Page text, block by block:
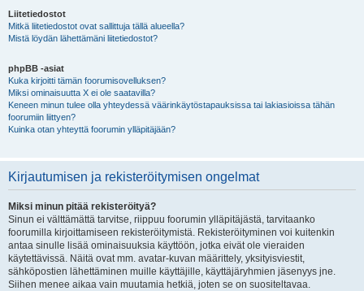
Liitetiedostot
Mitkä liitetiedostot ovat sallittuja tällä alueella?
Mistä löydän lähettämäni liitetiedostot?
phpBB -asiat
Kuka kirjoitti tämän foorumisovelluksen?
Miksi ominaisuutta X ei ole saatavilla?
Keneen minun tulee olla yhteydessä väärinkäytöstapauksissa tai lakiasioissa tähän
foorumiin liittyen?
Kuinka otan yhteyttä foorumin ylläpitäjään?
Kirjautumisen ja rekisteröitymisen ongelmat
Miksi minun pitää rekisteröityä?
Sinun ei välttämättä tarvitse, riippuu foorumin ylläpitäjästä, tarvitaanko
foorumilla kirjoittamiseen rekisteröitymistä. Rekisteröityminen voi kuitenkin
antaa sinulle lisää ominaisuuksia käyttöön, jotka eivät ole vieraiden
käytettävissä. Näitä ovat mm. avatar-kuvan määrittely, yksityisviestit,
sähköpostien lähettäminen muille käyttäjille, käyttäjäryhmien jäsenyys jne.
Siihen menee aikaa vain muutamia hetkiä, joten se on suositeltavaa.